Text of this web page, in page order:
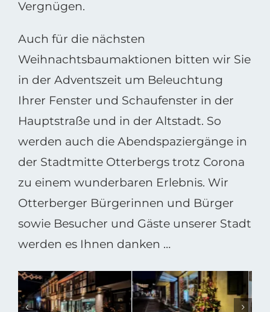
Vergnügen.
Auch für die nächsten
Weihnachtsbaumaktionen bitten wir Sie
in der Adventszeit um Beleuchtung
Ihrer Fenster und Schaufenster in der
Hauptstraße und in der Altstadt. So
werden auch die Abendspaziergänge in
der Stadtmitte Otterbergs trotz Corona
zu einem wunderbaren Erlebnis. Wir
Otterberger Bürgerinnen und Bürger
sowie Besucher und Gäste unserer Stadt
werden es Ihnen danken …